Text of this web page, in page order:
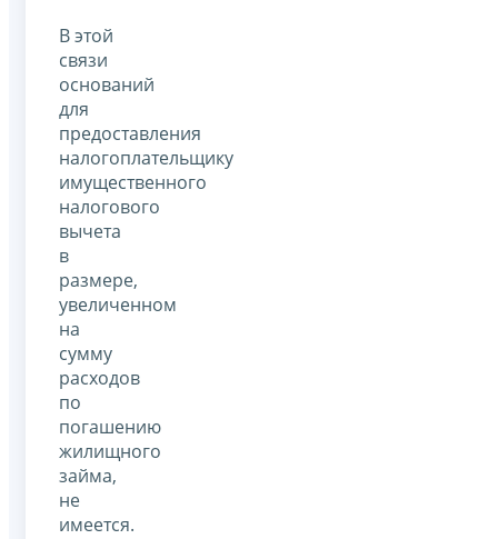
В этой
связи
оснований
для
предоставления
налогоплательщику
имущественного
налогового
вычета
в
размере,
увеличенном
на
сумму
расходов
по
погашению
жилищного
займа,
не
имеется.